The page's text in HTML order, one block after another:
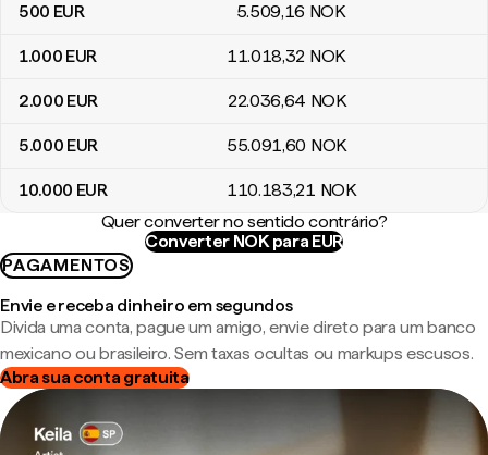
500 EUR 5.509,16 NOK
1.000 EUR 11.018,32 NOK
2.000 EUR 22.036,64 NOK
5.000 EUR 55.091,60 NOK
10.000 EUR 110.183,21 NOK
Quer converter no sentido contrário?
Converter NOK para EUR
PAGAMENTOS
Envie e receba dinheiro em segundos
Divida uma conta, pague um amigo, envie direto para um banco
mexicano ou brasileiro. Sem taxas ocultas ou markups escusos.
Abra sua conta gratuita